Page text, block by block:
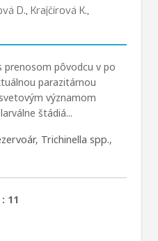
D., Krajčírová K.,
prenosom pôvodcu v po
parazitárnou
významom
štádiá...
, Trichinella spp.,
11